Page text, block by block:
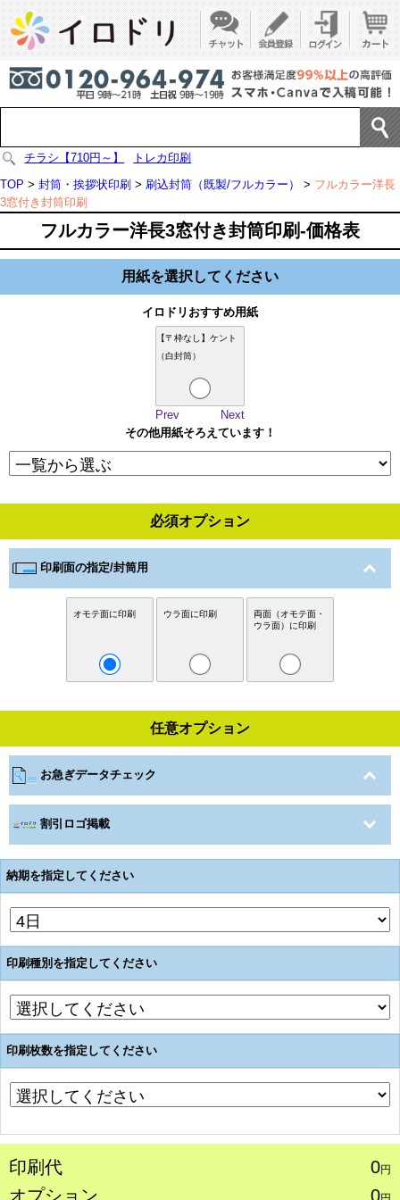
チラシ【710円～】
トレカ印刷
TOP > 封筒・挨拶状印刷 > 刷込封筒（既製/フルカラー） > フルカラー洋長
3窓付き封筒印刷
フルカラー洋長3窓付き封筒印刷-価格表
用紙を選択してください
イロドリおすすめ用紙
【〒枠なし】ケント
（白封筒）
Prev
Next
その他用紙そろえています！
必須オプション
印刷面の指定/封筒用
オモテ面に印刷 ウラ面に印刷
両面（オモテ面・
ウラ面）に印刷
任意オプション
お急ぎデータチェック
割引ロゴ掲載
納期を指定してください
印刷種別を指定してください
印刷枚数を指定してください
印刷代 0円
オプション 0